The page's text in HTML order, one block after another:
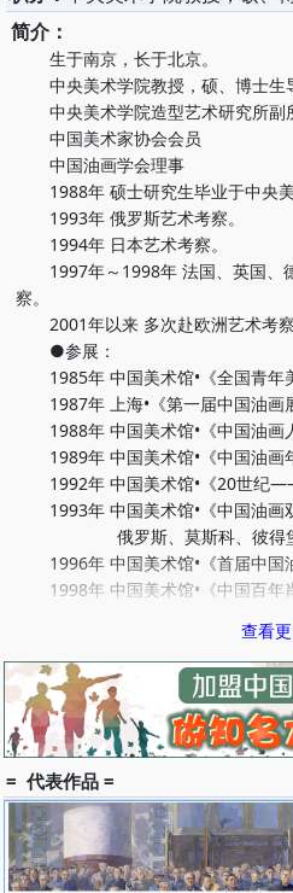
简介：
生于南京，长于北京。
中央美术学院教授，硕、博士生
中央美术学院造型艺术研究所副
中国美术家协会会员
中国油画学会理事
1988年 硕士研究生毕业于中央美
1993年 俄罗斯艺术考察。
1994年 日本艺术考察。
1997年～1998年 法国、英国、
察。
2001年以来 多次赴欧洲艺术考察
●参展：
1985年 中国美术馆•《全国青年
1987年 上海•《第一届中国油画
1988年 中国美术馆•《中国油画
1989年 中国美术馆•《中国油画
1992年 中国美术馆•《20世纪——
1993年 中国美术馆•《中国油画
俄罗斯、莫斯科、彼得堡•《
1996年 中国美术馆•《首届中国
1998年 中国美术馆•《中国百年
2000年 北京•国际艺苑美术馆《
2002年 北京、上海、广州•《中
2003年 中国美术馆•《第三届中
2004年 上海•刘海粟美术馆 北京•
《白石油纪》油画邀请展
2005年 中国美术馆•《北京水彩
2005年 中国美术馆•《全国著名
2006年 中国美术馆•《大河上下》
2007年 中国美术馆•《精神与品
2008年 北京.特米斯艺术馆《戴
查看
= 代表作品 =